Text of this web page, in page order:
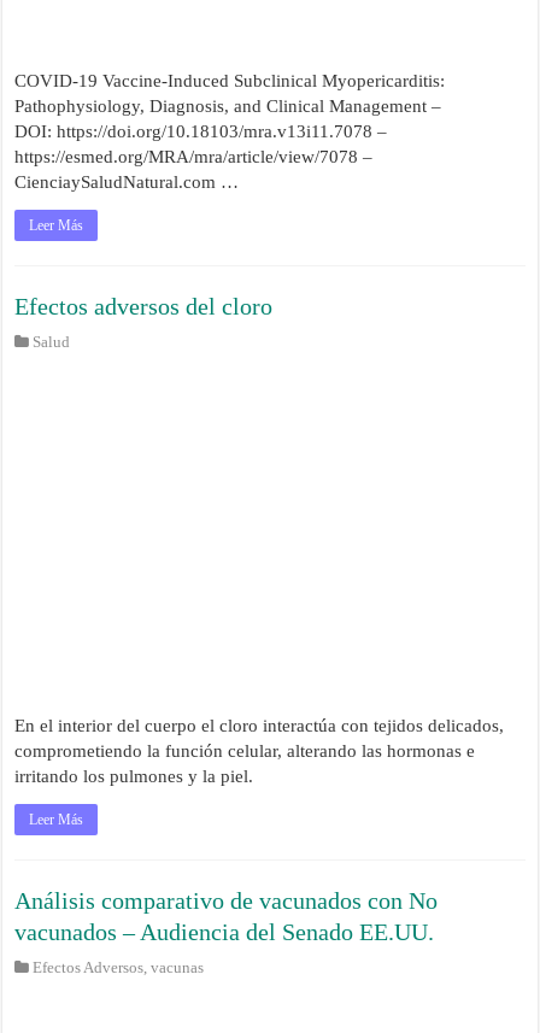
COVID-19 Vaccine-Induced Subclinical Myopericarditis:
Pathophysiology, Diagnosis, and Clinical Management –
DOI: https://doi.org/10.18103/mra.v13i11.7078 –
https://esmed.org/MRA/mra/article/view/7078 –
CienciaySaludNatural.com …
Leer Más
Efectos adversos del cloro
Salud
En el interior del cuerpo el cloro interactúa con tejidos delicados,
comprometiendo la función celular, alterando las hormonas e
irritando los pulmones y la piel.
Leer Más
Análisis comparativo de vacunados con No
vacunados – Audiencia del Senado EE.UU.
Efectos Adversos,vacunas